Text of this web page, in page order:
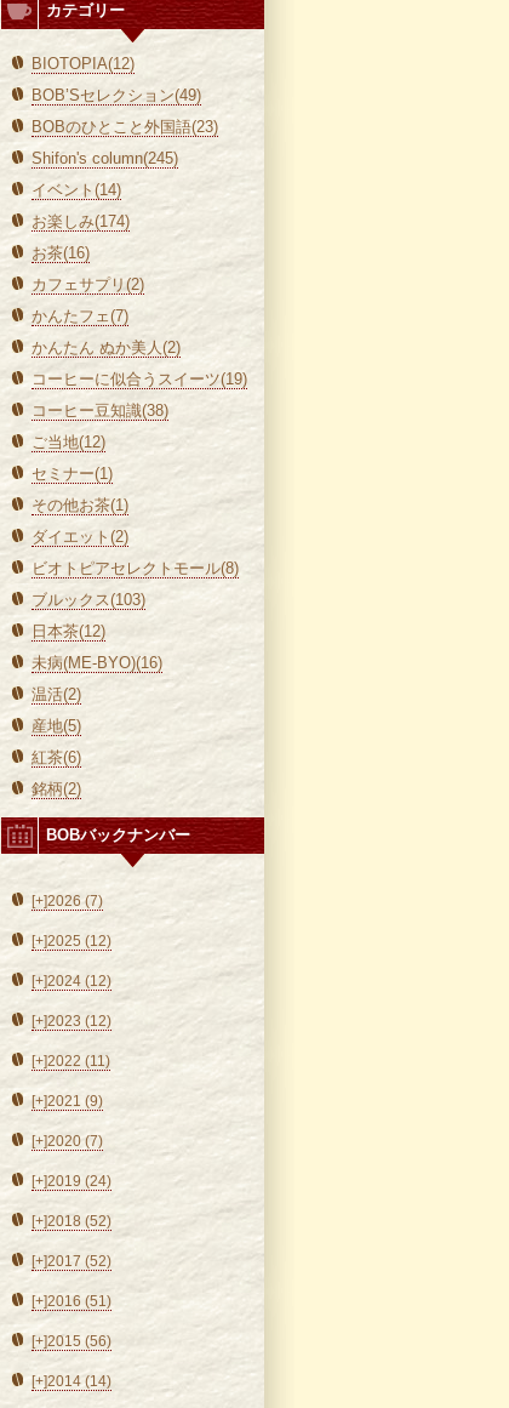
カテゴリー
BIOTOPIA(12)
BOB’Sセレクション(49)
BOBのひとこと外国語(23)
Shifon's column(245)
イベント(14)
お楽しみ(174)
お茶(16)
カフェサプリ(2)
かんたフェ(7)
かんたん ぬか美人(2)
コーヒーに似合うスイーツ(19)
コーヒー豆知識(38)
ご当地(12)
セミナー(1)
その他お茶(1)
ダイエット(2)
ビオトピアセレクトモール(8)
ブルックス(103)
日本茶(12)
未病(ME-BYO)(16)
温活(2)
産地(5)
紅茶(6)
銘柄(2)
BOBバックナンバー
[+]2026 (7)
[+]2025 (12)
[+]2024 (12)
[+]2023 (12)
[+]2022 (11)
[+]2021 (9)
[+]2020 (7)
[+]2019 (24)
[+]2018 (52)
[+]2017 (52)
[+]2016 (51)
[+]2015 (56)
[+]2014 (14)